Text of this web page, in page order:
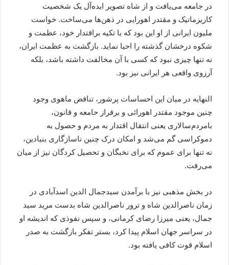
در جامعه می‌یافت و از شاه تصویر ایده‌آل یک شخصیت
کاریزماتیک و مقتدر اهورایی در ذهن‌ها می‌ساخت. خواست
ملیون ایرانی از او این بود که با تکیه براقتدار خود، عظمت و
شکوه درخشان گذشته را احیا نماید. بازگشت به عظمت ایران،
نه تنها چیزی نبود که کسی با آن مخالفت داشته باشد، بلکه
آرزوی واقعی هر ایرانی نیز بود.
النهایه در میان این احساسات پرشور، تناقض ماهوی وجود
چنین موجود مقتدر اهورائی و برفراز حامعه و قانون،
بامردم‌سالاری یعنی انتقال اقتدار به مردم و حصول به
دموکراسی گم می‌شد و امکان درک چنین ناسازگاری بنیادین،
نه تنها برای عموم که برای نخبگان و تحصیل کردگان نیز از میان
می‌رفت.
در بخش مذهبی نیز با برآمدن سیدجمال الدین اسدآبادی در
زمان ناصرالدین شاه و ترور ناصرالدین شاه بدست مرید سید
جمال، یعنی میرزا رضای کرمانی، و سپس نفوذی که اندیشه او
در سراسر جهان اسلام پیدا کرد، بستر تفکر بازگشت به صدر
اسلام قوت کافی یافته بود.